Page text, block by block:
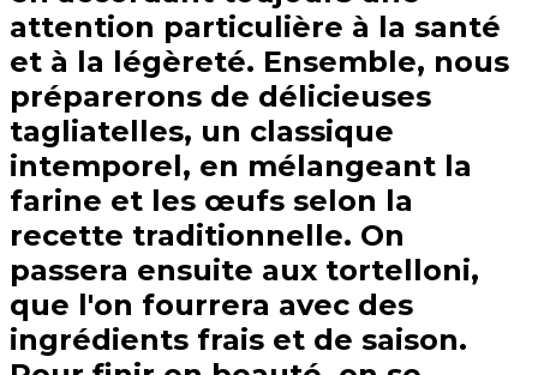
attention particulière à la santé
et à la légèreté. Ensemble, nous
préparerons de délicieuses
tagliatelles, un classique
intemporel, en mélangeant la
farine et les œufs selon la
recette traditionnelle. On
passera ensuite aux tortelloni,
que l'on fourrera avec des
ingrédients frais et de saison.